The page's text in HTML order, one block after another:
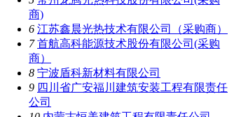
商)
6 江苏鑫晨光热技术有限公司（采购商）
7 首航高科能源技术股份有限公司(采购
商）
8 宁波盾科新材料有限公司
9 四川省广安福川建筑安装工程有限责任
公司